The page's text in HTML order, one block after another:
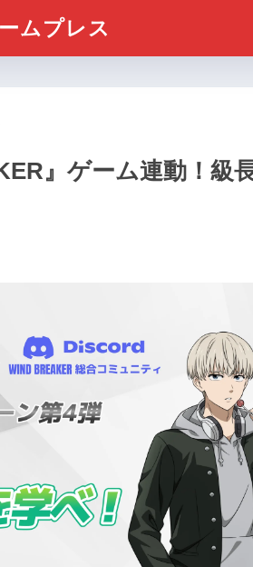
ムプレス
』ゲーム連動！級